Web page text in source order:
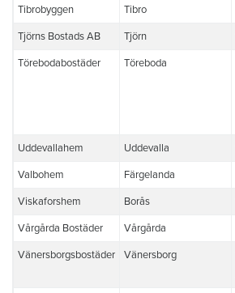
Tibrobyggen Tibro
Tjörns Bostads AB Tjörn
Törebodabostäder Töreboda
Uddevallahem Uddevalla
Valbohem Färgelanda
Viskaforshem Borås
Vårgårda Bostäder Vårgårda
Vänersborgsbostäder Vänersborg